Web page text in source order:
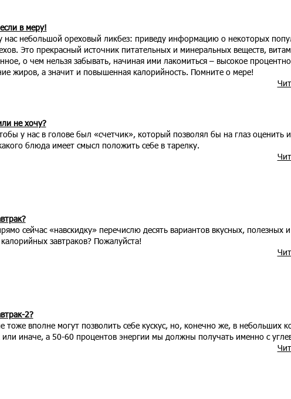
в меру!
нас небольшой ореховый ликбез: приведу информацию о некоторых
Это прекрасный источник питательных и минеральных веществ,
о чем нельзя забывать, начиная ими лакомиться – высокое
жиров, а значит и повышенная калорийность. Помните о мере!
не хочу?
у нас в голове был «счетчик», который позволял бы на глаз оценить
блюда имеет смысл положить себе в тарелку.
сейчас «навскидку» перечислю десять вариантов вкусных, полезных
завтраков? Пожалуйста!
2?
тоже вполне могут позволить себе кускус, но, конечно же, в небольших
или иначе, а 50-60 процентов энергии мы должны получать именно с